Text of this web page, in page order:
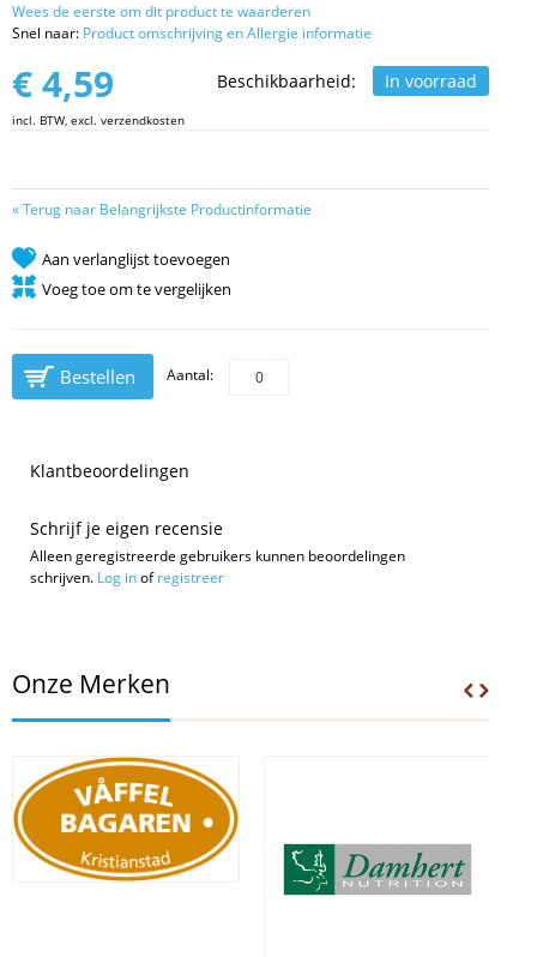
Wees de eerste om dit product te waarderen
Snel naar: Product omschrijving en Allergie informatie
Beschikbaarheid: In voorraad
€ 4,59
incl. BTW, excl. verzendkosten
«Terug naar Belangrijkste Productinformatie
Aan verlanglijst toevoegen
Voeg toe om te vergelijken
Bestellen Aantal:
Klantbeoordelingen
Schrijf je eigen recensie
Alleen geregistreerde gebruikers kunnen beoordelingen
schrijven. Log inofregistreer
Onze Merken